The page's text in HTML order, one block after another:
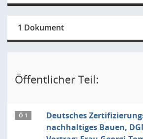
1 Dokument
Öffentlicher Teil:
Ö 1
Deutsches
nachhaltiges Bauen,